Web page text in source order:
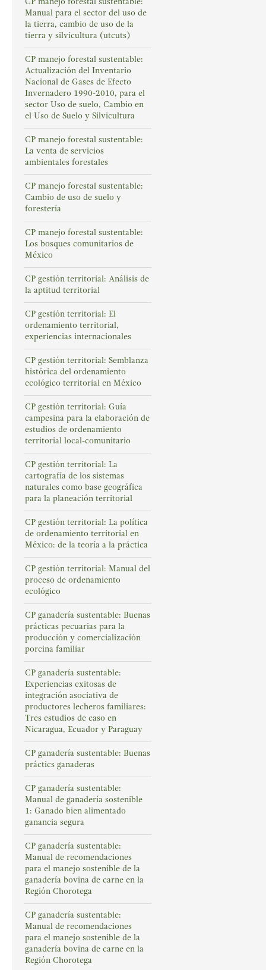
CP manejo forestal sustentable:
Manual para el sector del uso de
la tierra, cambio de uso de la
tierra y silvicultura (utcuts)
CP manejo forestal sustentable:
Actualización del Inventario
Nacional de Gases de Efecto
Invernadero 1990-2010, para el
sector Uso de suelo, Cambio en
el Uso de Suelo y Silvicultura
CP manejo forestal sustentable:
La venta de servicios
ambientales forestales
CP manejo forestal sustentable:
Cambio de uso de suelo y
forestería
CP manejo forestal sustentable:
Los bosques comunitarios de
México
CP gestión territorial: Análisis de
la aptitud territorial
CP gestión territorial: El
ordenamiento territorial,
experiencias internacionales
CP gestión territorial: Semblanza
histórica del ordenamiento
ecológico territorial en México
CP gestión territorial: Guía
campesina para la elaboración de
estudios de ordenamiento
territorial local-comunitario
CP gestión territorial: La
cartografía de los sistemas
naturales como base geográfica
para la planeación territorial
CP gestión territorial: La política
de ordenamiento territorial en
México: de la teoría a la práctica
CP gestión territorial: Manual del
proceso de ordenamiento
ecológico
CP ganadería sustentable: Buenas
prácticas pecuarias para la
producción y comercialización
porcina familiar
CP ganadería sustentable:
Experiencias exitosas de
integración asociativa de
productores lecheros familiares:
Tres estudios de caso en
Nicaragua, Ecuador y Paraguay
CP ganadería sustentable: Buenas
práctics ganaderas
CP ganadería sustentable:
Manual de ganadería sostenible
1: Ganado bien alimentado
ganancia segura
CP ganadería sustentable:
Manual de recomendaciones
para el manejo sostenible de la
ganadería bovina de carne en la
Región Chorotega
CP ganadería sustentable:
Manual de recomendaciones
para el manejo sostenible de la
ganadería bovina de carne en la
Región Chorotega